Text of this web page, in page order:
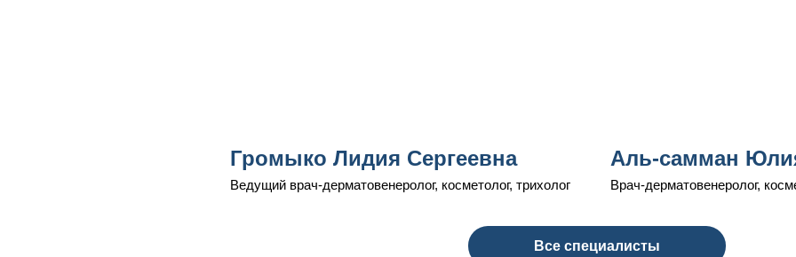
Громыко Лидия Сергеевна
Ведущий врач-дерматовенеролог, косметолог, трихолог
Аль-самман
Врач-дерматовенеролог,
Все специалисты